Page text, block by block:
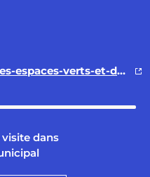
/company/direction-des-espaces-verts-et-de-l-environnement-ville-de-paris/
dans